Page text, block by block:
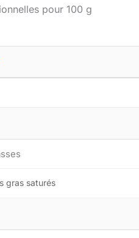
pour 100 g
gras saturés